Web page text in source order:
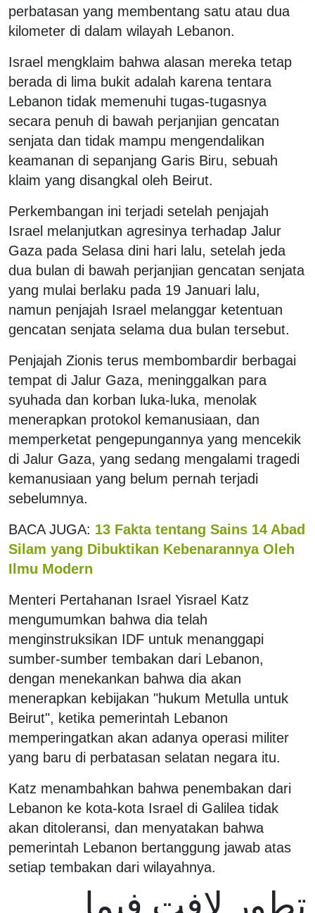
perbatasan yang membentang satu atau dua
kilometer di dalam wilayah Lebanon.
Israel mengklaim bahwa alasan mereka tetap
berada di lima bukit adalah karena tentara
Lebanon tidak memenuhi tugas-tugasnya
secara penuh di bawah perjanjian gencatan
senjata dan tidak mampu mengendalikan
keamanan di sepanjang Garis Biru, sebuah
klaim yang disangkal oleh Beirut.
Perkembangan ini terjadi setelah penjajah
Israel melanjutkan agresinya terhadap Jalur
Gaza pada Selasa dini hari lalu, setelah jeda
dua bulan di bawah perjanjian gencatan senjata
yang mulai berlaku pada 19 Januari lalu,
namun penjajah Israel melanggar ketentuan
gencatan senjata selama dua bulan tersebut.
Penjajah Zionis terus membombardir berbagai
tempat di Jalur Gaza, meninggalkan para
syuhada dan korban luka-luka, menolak
menerapkan protokol kemanusiaan, dan
memperketat pengepungannya yang mencekik
di Jalur Gaza, yang sedang mengalami tragedi
kemanusiaan yang belum pernah terjadi
sebelumnya.
BACA JUGA: 13 Fakta tentang Sains 14 Abad
Silam yang Dibuktikan Kebenarannya Oleh
Ilmu Modern
Menteri Pertahanan Israel Yisrael Katz
mengumumkan bahwa dia telah
menginstruksikan IDF untuk menanggapi
sumber-sumber tembakan dari Lebanon,
dengan menekankan bahwa dia akan
menerapkan kebijakan "hukum Metulla untuk
Beirut", ketika pemerintah Lebanon
memperingatkan akan adanya operasi militer
yang baru di perbatasan selatan negara itu.
Katz menambahkan bahwa penembakan dari
Lebanon ke kota-kota Israel di Galilea tidak
akan ditoleransi, dan menyatakan bahwa
pemerintah Lebanon bertanggung jawab atas
setiap tembakan dari wilayahnya.
تطور لافت فيما